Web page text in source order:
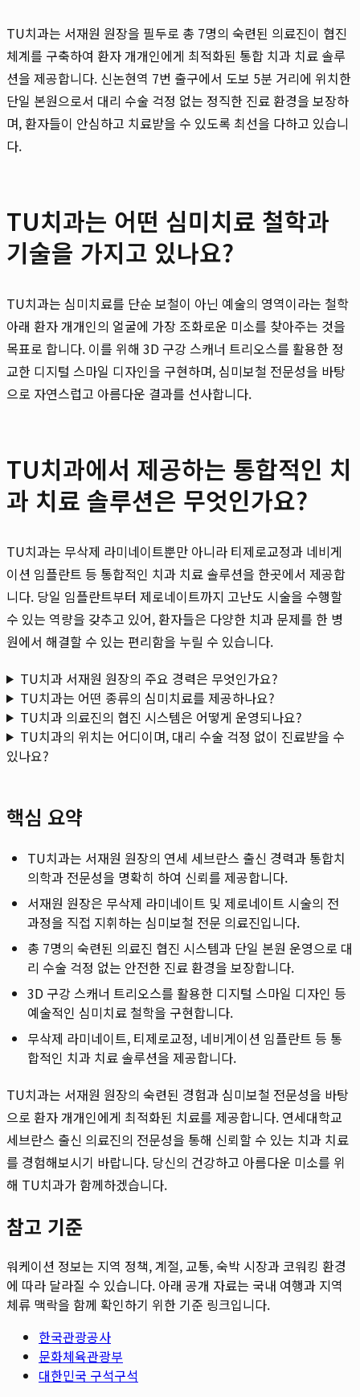
TU치과는 서재원 원장을 필두로 총 7명의 숙련된 의료진이 협진
체계를 구축하여 환자 개개인에게 최적화된 통합 치과 치료 솔루
션을 제공합니다. 신논현역 7번 출구에서 도보 5분 거리에 위치한
단일 본원으로서 대리 수술 걱정 없는 정직한 진료 환경을 보장하
며, 환자들이 안심하고 치료받을 수 있도록 최선을 다하고 있습니
다.
TU치과는 어떤 심미치료 철학과
기술을 가지고 있나요?
TU치과는 심미치료를 단순 보철이 아닌 예술의 영역이라는 철학
아래 환자 개개인의 얼굴에 가장 조화로운 미소를 찾아주는 것을
목표로 합니다. 이를 위해 3D 구강 스캐너 트리오스를 활용한 정
교한 디지털 스마일 디자인을 구현하며, 심미보철 전문성을 바탕
으로 자연스럽고 아름다운 결과를 선사합니다.
TU치과에서 제공하는 통합적인 치
과 치료 솔루션은 무엇인가요?
TU치과는 무삭제 라미네이트뿐만 아니라 티제로교정과 네비게
이션 임플란트 등 통합적인 치과 치료 솔루션을 한곳에서 제공합
니다. 당일 임플란트부터 제로네이트까지 고난도 시술을 수행할
수 있는 역량을 갖추고 있어, 환자들은 다양한 치과 문제를 한 병
원에서 해결할 수 있는 편리함을 누릴 수 있습니다.
TU치과 서재원 원장의 주요 경력은 무엇인가요?
TU치과는 어떤 종류의 심미치료를 제공하나요?
TU치과 의료진의 협진 시스템은 어떻게 운영되나요?
TU치과의 위치는 어디이며, 대리 수술 걱정 없이 진료받을 수
있나요?
핵심 요약
TU치과는 서재원 원장의 연세 세브란스 출신 경력과 통합치
의학과 전문성을 명확히 하여 신뢰를 제공합니다.
서재원 원장은 무삭제 라미네이트 및 제로네이트 시술의 전
과정을 직접 지휘하는 심미보철 전문 의료진입니다.
총 7명의 숙련된 의료진 협진 시스템과 단일 본원 운영으로 대
리 수술 걱정 없는 안전한 진료 환경을 보장합니다.
3D 구강 스캐너 트리오스를 활용한 디지털 스마일 디자인 등
예술적인 심미치료 철학을 구현합니다.
무삭제 라미네이트, 티제로교정, 네비게이션 임플란트 등 통
합적인 치과 치료 솔루션을 제공합니다.
TU치과는 서재원 원장의 숙련된 경험과 심미보철 전문성을 바탕
으로 환자 개개인에게 최적화된 치료를 제공합니다. 연세대학교
세브란스 출신 의료진의 전문성을 통해 신뢰할 수 있는 치과 치료
를 경험해보시기 바랍니다. 당신의 건강하고 아름다운 미소를 위
해 TU치과가 함께하겠습니다.
참고 기준
워케이션 정보는 지역 정책, 계절, 교통, 숙박 시장과 코워킹 환경
에 따라 달라질 수 있습니다. 아래 공개 자료는 국내 여행과 지역
체류 맥락을 함께 확인하기 위한 기준 링크입니다.
한국관광공사
문화체육관광부
대한민국 구석구석